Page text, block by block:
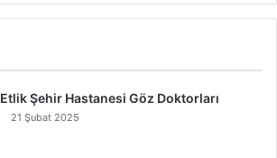
Etlik Şehir Hastanesi Göz Doktorları
21 Şubat 2025